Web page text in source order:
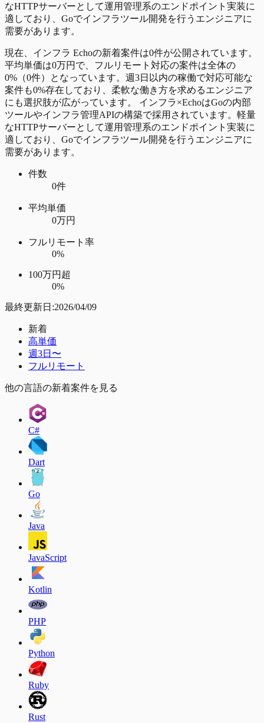
なHTTPサーバーとして運用管理系のエンドポイント実装に
適しており、Goでインフラツール開発を行うエンジニアに
需要があります。
現在、インフラ Echoの新着案件は0件が公開されています。
平均単価は0万円で、フルリモート対応の案件は全体の
0%（0件）となっています。週3日以内の稼働で対応可能な
案件も0%存在しており、柔軟な働き方を求めるエンジニア
にも選択肢が広がっています。 インフラ×EchoはGoの内部
ツールやインフラ管理APIの構築で採用されています。軽量
なHTTPサーバーとして運用管理系のエンドポイント実装に
適しており、Goでインフラツール開発を行うエンジニアに
需要があります。
件数
0件
平均単価
0万円
フルリモート率
0%
100万円超
0%
最終更新日:2026/04/09
新着
高単価
週3日〜
フルリモート
他の言語の新着案件を見る
C#
Dart
Go
Java
JavaScript
Kotlin
PHP
Python
Ruby
Rust